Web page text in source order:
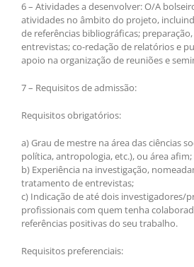
6 – Atividades a desenvolver: O/A
atividades no âmbito do projeto,
de referências bibliográficas;
entrevistas; co-redação de relatórios e
apoio na organização de reuniões e
7 – Requisitos de admissão:
Requisitos obrigatórios:
a) Grau de mestre na área das ciências
política, antropologia, etc.), ou área afim;
b) Experiência na investigação,
tratamento de entrevistas;
c) Indicação de até dois investigadores/
profissionais com quem tenha
referências positivas do seu trabalho.
Requisitos preferenciais: